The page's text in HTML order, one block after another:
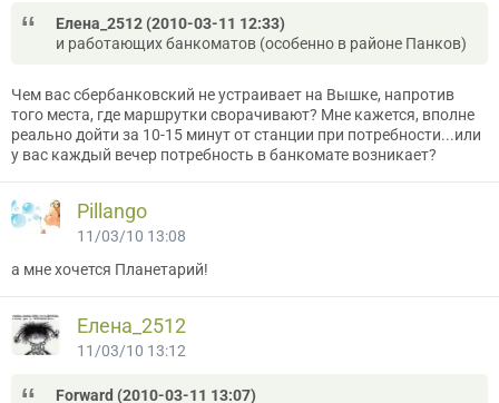
Елена_2512 (2010-03-11 12:33)
и работающих банкоматов (особенно в районе Панков)
Чем вас сбербанковский не устраивает на Вышке, напротив
того места, где маршрутки сворачивают? Мне кажется, вполне
реально дойти за 10-15 минут от станции при потребности...или
у вас каждый вечер потребность в банкомате возникает?
Pillango
11/03/10 13:08
а мне хочется Планетарий!
Елена_2512
11/03/10 13:12
Forward (2010-03-11 13:07)